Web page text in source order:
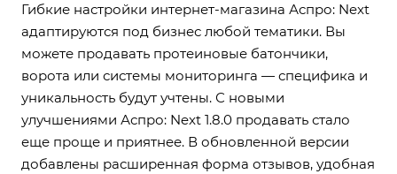
Гибкие настройки интернет-магазина Аспро: Next
адаптируются под бизнес любой тематики. Вы
можете продавать протеиновые батончики,
ворота или системы мониторинга — специфика и
уникальность будут учтены. С новыми
улучшениями Аспро: Next 1.8.0 продавать стало
еще проще и приятнее. В обновленной версии
добавлены расширенная форма отзывов, удобная